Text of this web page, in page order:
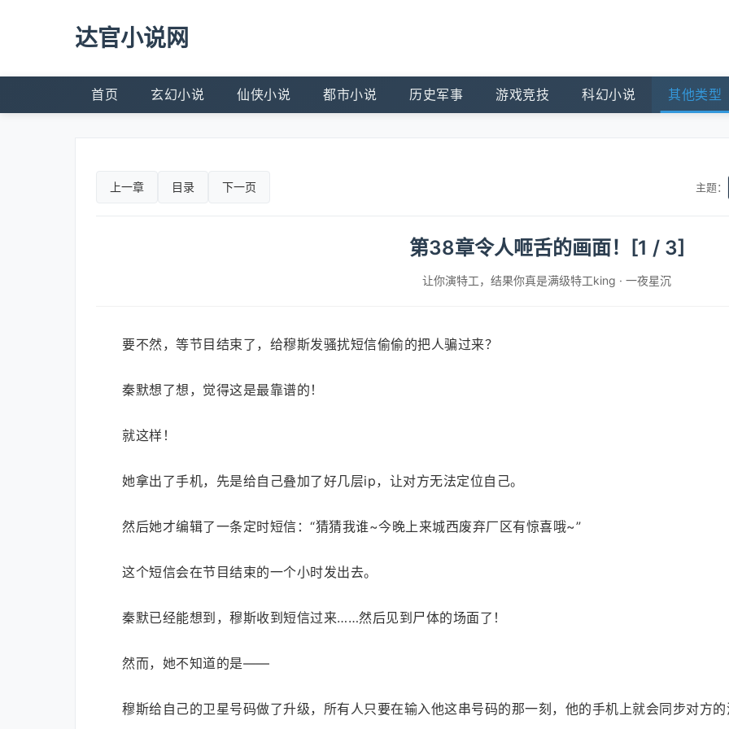
达官小说网
首页 玄幻小说 仙侠小说 都市小说 历史军事 游戏竞技 科幻小说 其他类型
上一章 目录 下一页 主题：
第38章令人咂舌的画面！[1 / 3]
让你演特工，结果你真是满级特工king · 一夜星沉
要不然，等节目结束了，给穆斯发骚扰短信偷偷的把人骗过来？
秦默想了想，觉得这是最靠谱的！
就这样！
她拿出了手机，先是给自己叠加了好几层ip，让对方无法定位自己。
然后她才编辑了一条定时短信：“猜猜我谁~今晚上来城西废弃厂区有惊喜哦~”
这个短信会在节目结束的一个小时发出去。
秦默已经能想到，穆斯收到短信过来……然后见到尸体的场面了！
然而，她不知道的是——
穆斯给自己的卫星号码做了升级，所有人只要在输入他这串号码的那一刻，他的手机上就会同步对方